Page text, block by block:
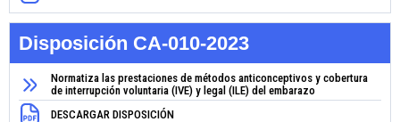
Disposición CA-010-2023
Normatiza las prestaciones de métodos anticonceptivos y cobertura
de interrupción voluntaria (IVE) y legal (ILE) del embarazo
DESCARGAR DISPOSICIÓN